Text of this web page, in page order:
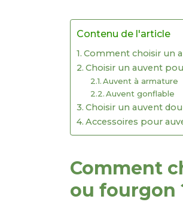
Contenu de l'article
Comment choisir un
Choisir un auvent
Auvent à armature
Auvent gonflable
Choisir un auvent
Accessoires pour
Comment
ou fourgon